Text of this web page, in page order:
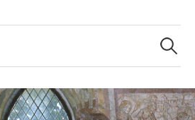
Suchen
nach: